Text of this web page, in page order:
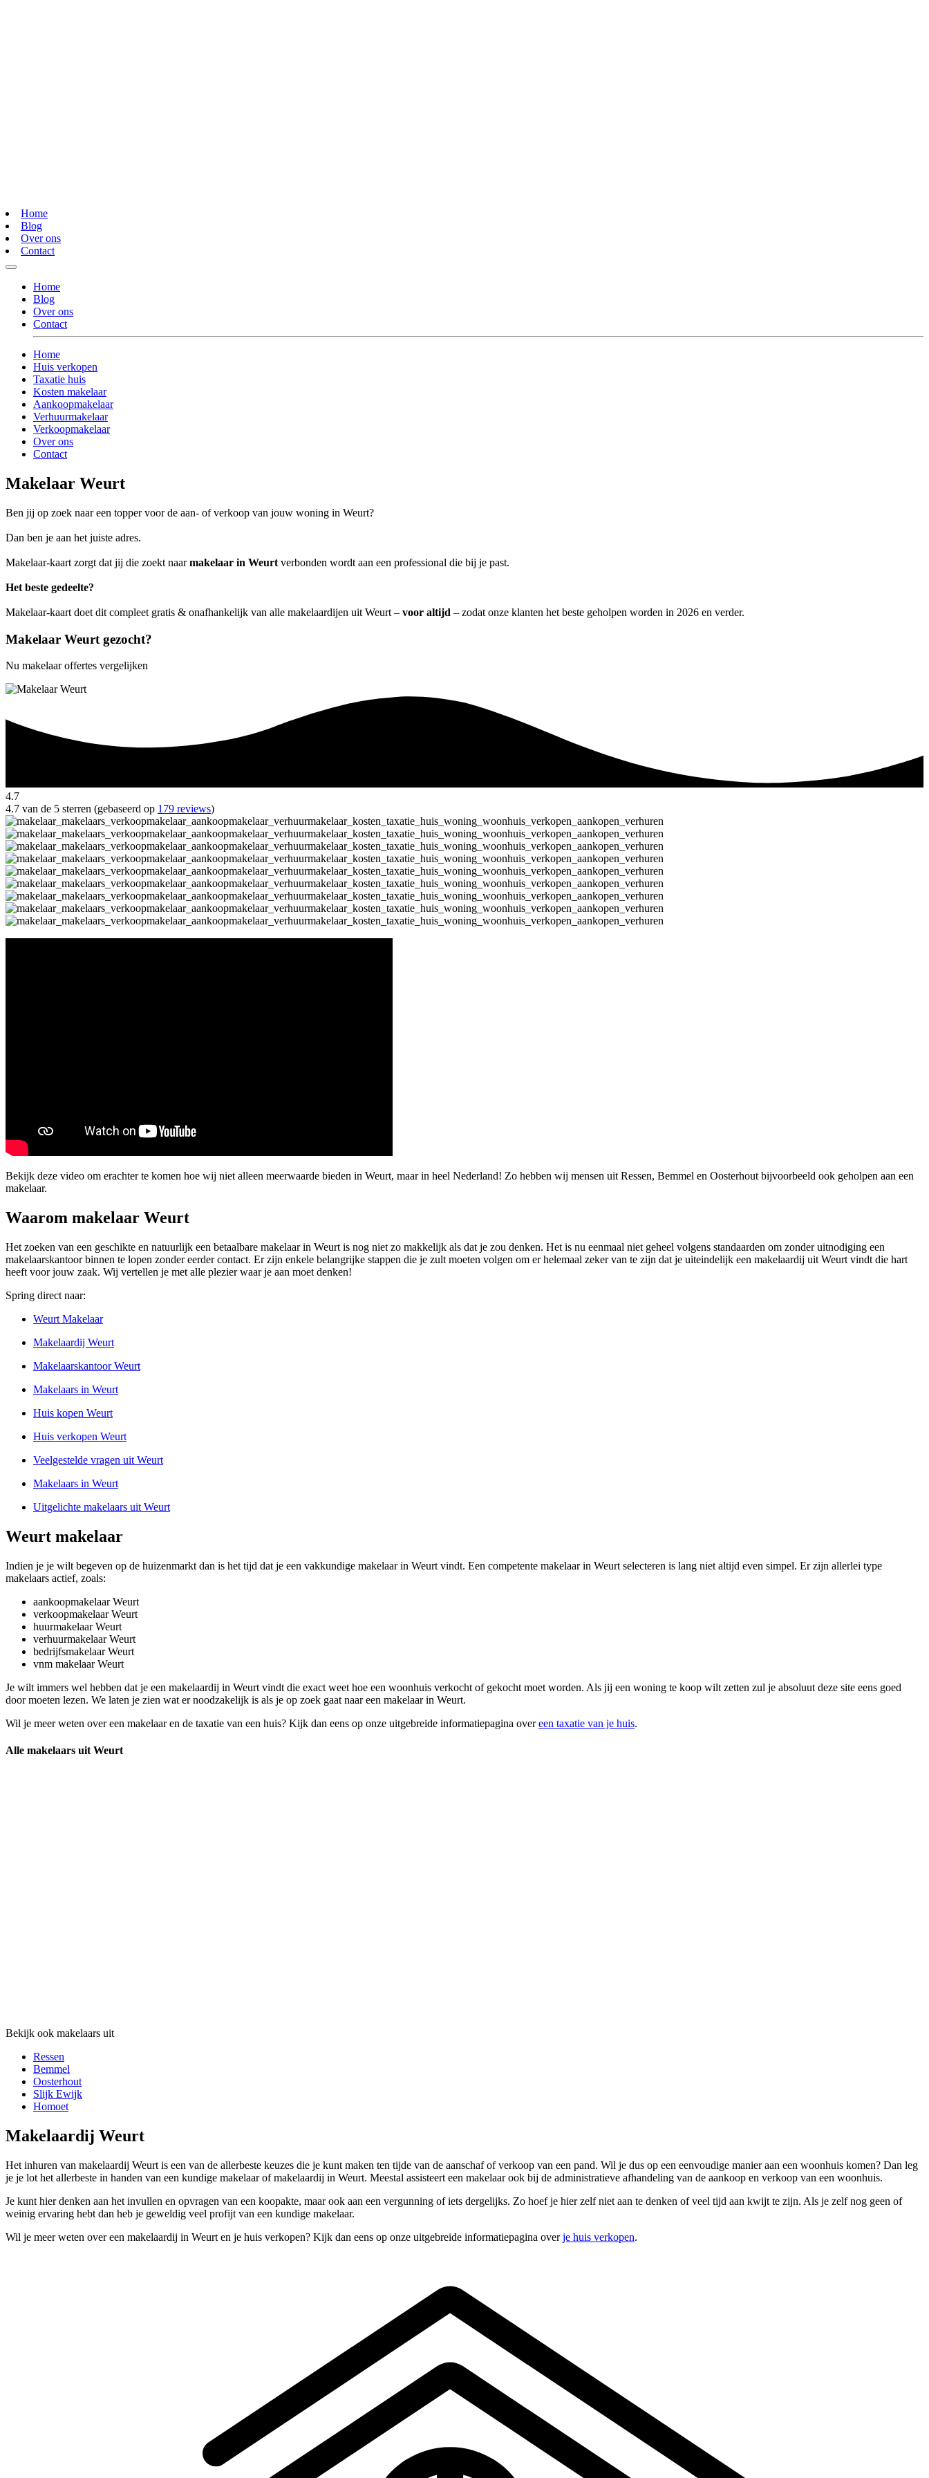
Home
Blog
Over ons
Contact
Home
Blog
Over ons
Contact
Home
Huis verkopen
Taxatie huis
Kosten makelaar
Aankoopmakelaar
Verhuurmakelaar
Verkoopmakelaar
Over ons
Contact
Makelaar Weurt
Ben jij op zoek naar een topper voor de aan- of verkoop van jouw woning in Weurt?
Dan ben je aan het juiste adres.
Makelaar-kaart zorgt dat jij die zoekt naarmakelaar in Weurt verbonden wordt aan een professional die bij je past.
Het beste gedeelte?
Makelaar-kaart doet dit compleet gratis & onafhankelijk van alle makelaardijen uit Weurt – voor altijd – zodat onze klanten het beste geholpen worden in 2026 en verder.
Makelaar Weurt gezocht?
Nu makelaar offertes vergelijken
4.7
4.7 van de 5 sterren (gebaseerd op 179 reviews)
Bekijk deze video om erachter te komen hoe wij niet alleen meerwaarde bieden in Weurt, maar in heel Nederland! Zo hebben wij mensen uit Ressen, Bemmel en Oosterhout bijvoorbeeld ook geholpen aan een
makelaar.
Waarom makelaar Weurt
Het zoeken van een geschikte en natuurlijk een betaalbare makelaar in Weurt is nog niet zo makkelijk als dat je zou denken. Het is nu eenmaal niet geheel volgens standaarden om zonder uitnodiging een
makelaarskantoor binnen te lopen zonder eerder contact. Er zijn enkele belangrijke stappen die je zult moeten volgen om er helemaal zeker van te zijn dat je uiteindelijk een makelaardij uit Weurt vindt die hart
heeft voor jouw zaak. Wij vertellen je met alle plezier waar je aan moet denken!
Spring direct naar:
Weurt Makelaar
Makelaardij Weurt
Makelaarskantoor Weurt
Makelaars in Weurt
Huis kopen Weurt
Huis verkopen Weurt
Veelgestelde vragen uit Weurt
Makelaars in Weurt
Uitgelichte makelaars uit Weurt
Weurt makelaar
Indien je je wilt begeven op de huizenmarkt dan is het tijd dat je een vakkundige makelaar in Weurt vindt. Een competente makelaar in Weurt selecteren is lang niet altijd even simpel. Er zijn allerlei type
makelaars actief, zoals:
aankoopmakelaar Weurt
verkoopmakelaar Weurt
huurmakelaar Weurt
verhuurmakelaar Weurt
bedrijfsmakelaar Weurt
vnm makelaar Weurt
Je wilt immers wel hebben dat je een makelaardij in Weurt vindt die exact weet hoe een woonhuis verkocht of gekocht moet worden. Als jij een woning te koop wilt zetten zul je absoluut deze site eens goed
door moeten lezen. We laten je zien wat er noodzakelijk is als je op zoek gaat naar een makelaar in Weurt.
Wil je meer weten over een makelaar en de taxatie van een huis? Kijk dan eens op onze uitgebreide informatiepagina overeen taxatie van je huis.
Alle makelaars uit Weurt
Bekijk ook makelaars uit
Ressen
Bemmel
Oosterhout
Slijk Ewijk
Homoet
Makelaardij Weurt
Het inhuren van makelaardij Weurt is een van de allerbeste keuzes die je kunt maken ten tijde van de aanschaf of verkoop van een pand. Wil je dus op een eenvoudige manier aan een woonhuis komen? Dan leg
je je lot het allerbeste in handen van een kundige makelaar of makelaardij in Weurt. Meestal assisteert een makelaar ook bij de administratieve afhandeling van de aankoop en verkoop van een woonhuis.
Je kunt hier denken aan het invullen en opvragen van een koopakte, maar ook aan een vergunning of iets dergelijks. Zo hoef je hier zelf niet aan te denken of veel tijd aan kwijt te zijn. Als je zelf nog geen of
weinig ervaring hebt dan heb je geweldig veel profijt van een kundige makelaar.
Wil je meer weten over een makelaardij in Weurt en je huis verkopen? Kijk dan eens op onze uitgebreide informatiepagina overje huis verkopen.